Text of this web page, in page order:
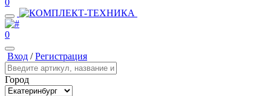
0
0
Вход /Регистрация
Город